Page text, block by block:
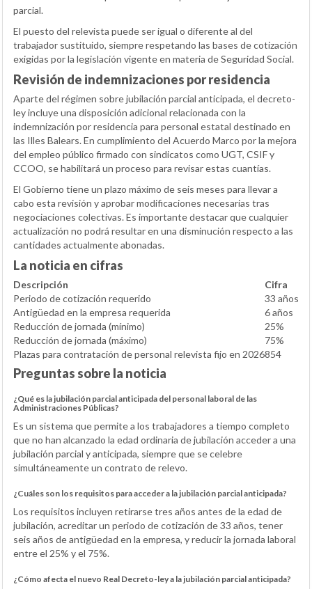
parcial.
El puesto del relevista puede ser igual o diferente al del
trabajador sustituido, siempre respetando las bases de cotización
exigidas por la legislación vigente en materia de Seguridad Social.
Revisión de indemnizaciones por residencia
Aparte del régimen sobre jubilación parcial anticipada, el decreto-
ley incluye una disposición adicional relacionada con la
indemnización por residencia para personal estatal destinado en
las Illes Balears. En cumplimiento del Acuerdo Marco por la mejora
del empleo público firmado con sindicatos como UGT, CSIF y
CCOO, se habilitará un proceso para revisar estas cuantías.
El Gobierno tiene un plazo máximo de seis meses para llevar a
cabo esta revisión y aprobar modificaciones necesarias tras
negociaciones colectivas. Es importante destacar que cualquier
actualización no podrá resultar en una disminución respecto a las
cantidades actualmente abonadas.
La noticia en cifras
Descripción
Cifra
Periodo de cotización requerido
33 años
Antigüedad en la empresa requerida
6 años
Reducción de jornada (mínimo)
25%
Reducción de jornada (máximo)
75%
Plazas para contratación de personal relevista fijo en 2026854
Preguntas sobre la noticia
¿Qué es la jubilación parcial anticipada del personal laboral de las
Administraciones Públicas?
Es un sistema que permite a los trabajadores a tiempo completo
que no han alcanzado la edad ordinaria de jubilación acceder a una
jubilación parcial y anticipada, siempre que se celebre
simultáneamente un contrato de relevo.
¿Cuáles son los requisitos para acceder a la jubilación parcial anticipada?
Los requisitos incluyen retirarse tres años antes de la edad de
jubilación, acreditar un periodo de cotización de 33 años, tener
seis años de antigüedad en la empresa, y reducir la jornada laboral
entre el 25% y el 75%.
¿Cómo afecta el nuevo Real Decreto-ley a la jubilación parcial anticipada?